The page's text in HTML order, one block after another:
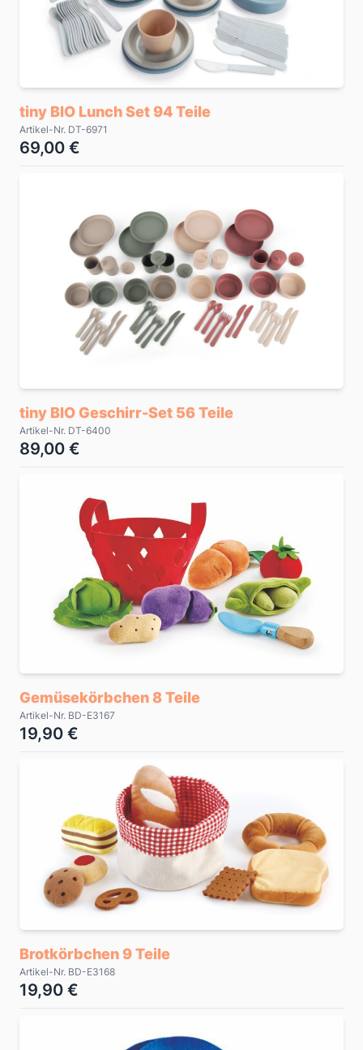
tiny BIO Lunch Set 94 Teile
Artikel-Nr. DT-6971
69,00 €
tiny BIO Geschirr-Set 56 Teile
Artikel-Nr. DT-6400
89,00 €
Gemüsekörbchen 8 Teile
Artikel-Nr. BD-E3167
19,90 €
Brotkörbchen 9 Teile
Artikel-Nr. BD-E3168
19,90 €